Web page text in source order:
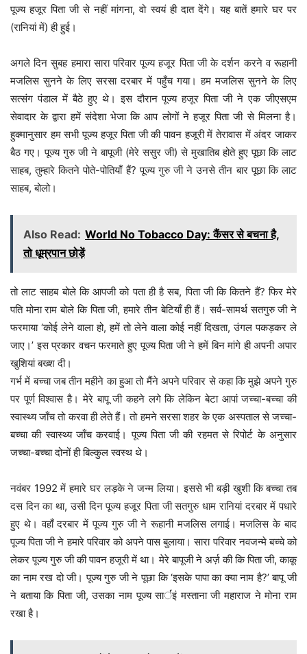
पूज्य हजूर पिता जी से नहीं मांगना, वो स्वयं ही दात देंगे। यह बातें हमारे घर पर
(रानियां में) ही हुई।
अगले दिन सुबह हमारा सारा परिवार पूज्य हजूर पिता जी के दर्शन करने व रूहानी
मजलिस सुनने के लिए सरसा दरबार में पहुँच गया। हम मजलिस सुनने के लिए
सत्संग पंडाल में बैठे हुए थे। इस दौरान पूज्य हजूर पिता जी ने एक जीएसएम
सेवादार के द्वारा हमें संदेशा भेजा कि आप लोगों ने हजूर पिता जी से मिलना है।
हुक्मानुसार हम सभी पूज्य हजूर पिता जी की पावन हजूरी में तेरावास में अंदर जाकर
बैठ गए। पूज्य गुरु जी ने बापूजी (मेरे ससुर जी) से मुखातिब होते हुए पूछा कि लाट
साहब, तुम्हारे कितने पोते-पोतियाँ हैं? पूज्य गुरु जी ने उनसे तीन बार पूछा कि लाट
साहब, बोलो।
Also Read: World No Tobacco Day: कैंसर से बचना है,
तो धूम्रपान छोड़ें
तो लाट साहब बोले कि आपजी को पता ही है सब, पिता जी कि कितने हैं? फिर मेरे
पति मोना राम बोले कि पिता जी, हमारे तीन बेटियाँ ही हैं। सर्व-सामर्थ सतगुरु जी ने
फरमाया ‘कोई लेने वाला हो, हमें तो लेने वाला कोई नहीं दिखता, उंगल पकड़कर ले
जाए।’ इस प्रकार वचन फरमाते हुए पूज्य पिता जी ने हमें बिन मांगे ही अपनी अपार
खुशियां बख्श दी।
गर्भ में बच्चा जब तीन महीने का हुआ तो मैंने अपने परिवार से कहा कि मुझे अपने गुरु
पर पूर्ण विश्वास है। मेरे बापू जी कहने लगे कि लेकिन बेटा आपां जच्चा-बच्चा की
स्वास्थ्य जाँच तो करवा ही लेते हैं। तो हमने सरसा शहर के एक अस्पताल से जच्चा-
बच्चा की स्वास्थ्य जाँच करवाई। पूज्य पिता जी की रहमत से रिपोर्ट के अनुसार
जच्चा-बच्चा दोनों ही बिल्कुल स्वस्थ थे।
नवंबर 1992 में हमारे घर लड़के ने जन्म लिया। इससे भी बड़ी खुशी कि बच्चा तब
दस दिन का था, उसी दिन पूज्य हजूर पिता जी सतगुरु धाम रानियां दरबार में पधारे
हुए थे। वहाँ दरबार में पूज्य गुरु जी ने रूहानी मजलिस लगाई। मजलिस के बाद
पूज्य पिता जी ने हमारे परिवार को अपने पास बुलाया। सारा परिवार नवजन्मे बच्चे को
लेकर पूज्य गुरु जी की पावन हजूरी में था। मेरे बापूजी ने अर्ज़ की कि पिता जी, काकू
का नाम रख दो जी। पूज्य गुरु जी ने पूछा कि ‘इसके पापा का क्या नाम है?’ बापू जी
ने बताया कि पिता जी, उसका नाम पूज्य सार्इं मस्ताना जी महाराज ने मोना राम
रखा है।